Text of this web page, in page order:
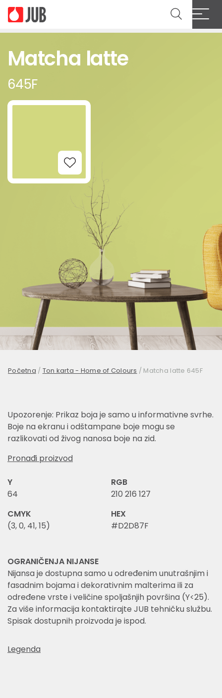
Matcha latte
645F
Add to Wishlist
Početna / Ton karta - Home of Colours / Matcha latte 645F
Upozorenje: Prikaz boja je samo u informativne svrhe.
Boje na ekranu i odštampane boje mogu se
razlikovati od živog nanosa boje na zid.
Pronađi proizvod
Y
64
RGB
210 216 127
CMYK
(3, 0, 41, 15)
HEX
#D2D87F
OGRANIČENJA NIJANSE
Nijansa je dostupna samo u određenim unutrašnjim i
fasadnim bojama i dekorativnim malterima ili za
određene vrste i veličine spoljašnjih površina (Y<25).
Za više informacija kontaktirajte JUB tehničku službu.
Spisak dostupnih proizvoda je ispod.
Legenda